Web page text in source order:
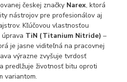
českej značky Narex, ktorá
nástrojov pre profesionálov aj
Kľúčovou vlastnosťou
TiN (Titanium Nitride) –
je jasne viditeľná na pracovnej
výrazne zvyšuje tvrdosť
predlžuje životnosť bitu oproti
variantom.